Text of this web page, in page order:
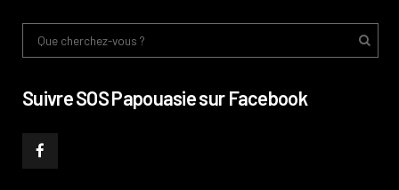
Suivre SOS Papouasie sur Facebook